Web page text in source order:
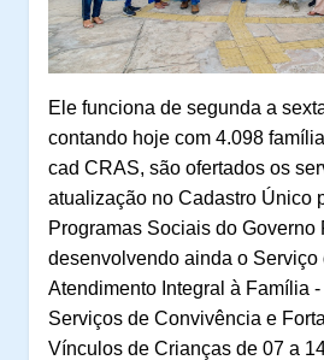
Ele funciona de segunda a
contando hoje com 4.098
cad CRAS, são ofertados os
atualização no Cadastro Único
Programas Sociais do Governo
desenvolvendo ainda o Serviço
Atendimento Integral à Família -
Serviços de Convivência e
Vínculos de Crianças de 07 a